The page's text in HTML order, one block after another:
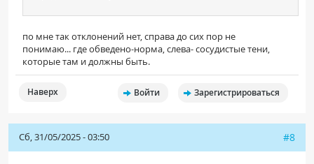
по мне так отклонений нет, справа до сих пор не
понимаю... где обведено-норма, слева- сосудистые тени,
которые там и должны быть.
Наверх Войти Зарегистрироваться
Сб, 31/05/2025 - 03:50 #8